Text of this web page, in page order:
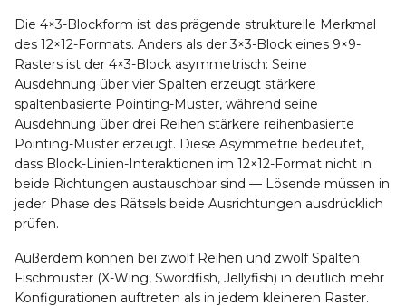
Die 4×3-Blockform ist das prägende strukturelle Merkmal
des 12×12-Formats. Anders als der 3×3-Block eines 9×9-
Rasters ist der 4×3-Block asymmetrisch: Seine
Ausdehnung über vier Spalten erzeugt stärkere
spaltenbasierte Pointing-Muster, während seine
Ausdehnung über drei Reihen stärkere reihenbasierte
Pointing-Muster erzeugt. Diese Asymmetrie bedeutet,
dass Block-Linien-Interaktionen im 12×12-Format nicht in
beide Richtungen austauschbar sind — Lösende müssen in
jeder Phase des Rätsels beide Ausrichtungen ausdrücklich
prüfen.
Außerdem können bei zwölf Reihen und zwölf Spalten
Fischmuster (X-Wing, Swordfish, Jellyfish) in deutlich mehr
Konfigurationen auftreten als in jedem kleineren Raster.